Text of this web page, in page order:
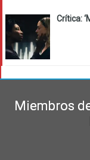
Crítica:
Miembros